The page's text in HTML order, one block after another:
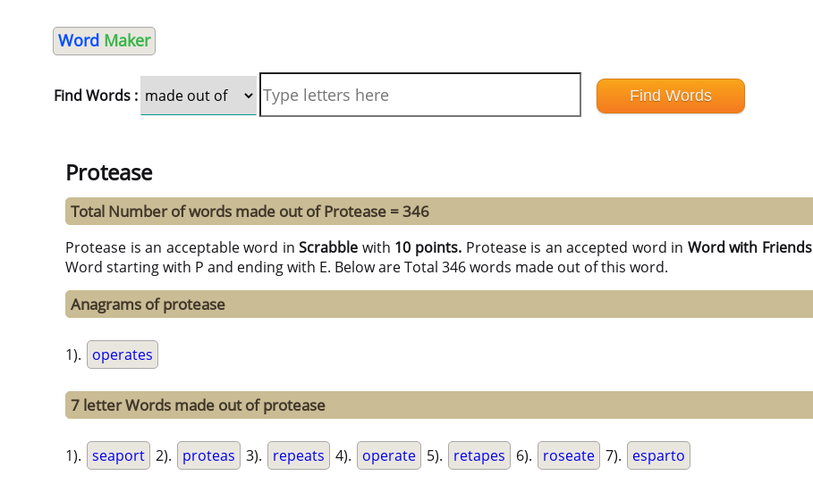
Word Maker
Find Words :
Protease
Total Number of words made out of Protease = 346
Protease is an acceptable word inScrabble with 10 points. Protease is an accepted word in Word with Friends
Word starting with P and ending with E. Below are Total 346 words made out of this word.
Anagrams of protease
1). operates
7 letter Words made out of protease
1). seaport 2). proteas 3). repeats 4). operate 5). retapes 6). roseate 7). esparto